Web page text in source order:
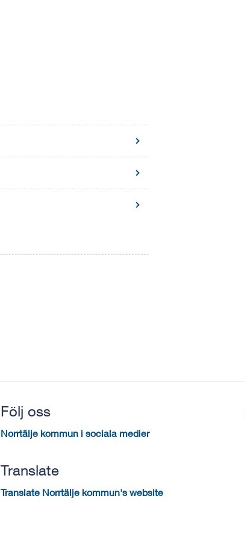
Följ oss
Norrtälje kommun i sociala medier
Translate
Translate Norrtälje kommun's website